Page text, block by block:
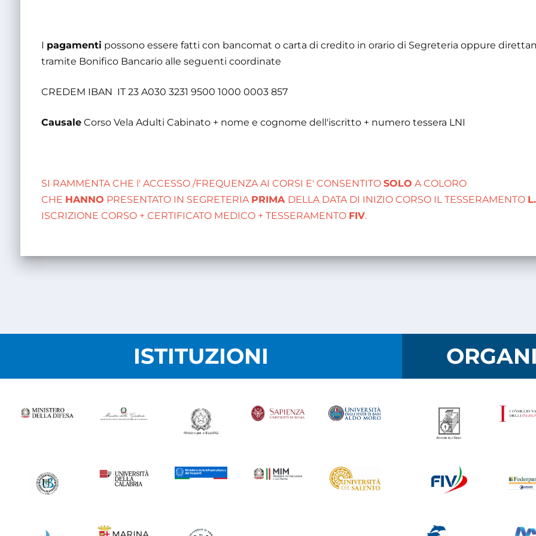
I pagamenti possono essere fatti con bancomat o carta di credito in orario di Segreteria oppure
tramite Bonifico Bancario alle seguenti coordinate
CREDEM IBAN IT 23 A030 3231 9500 1000 0003 857
CausaleCorso Vela Adulti Cabinato + nome e cognome dell'iscritto + numero tessera LNI
SI RAMMENTA CHE l' ACCESSO /FREQUENZA AI CORSI E' CONSENTITO SOLO A COLORO
CHE HANNO PRESENTATO IN SEGRETERIA PRIMA DELLA DATA DI INIZIO CORSO IL TESSERAMENTO
ISCRIZIONE CORSO + CERTIFICATO MEDICO + TESSERAMENTO FIV.
ISTITUZIONI